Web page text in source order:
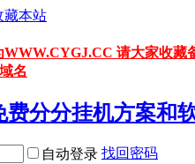
藏本站
请大家收
名
自动登录 找回密码